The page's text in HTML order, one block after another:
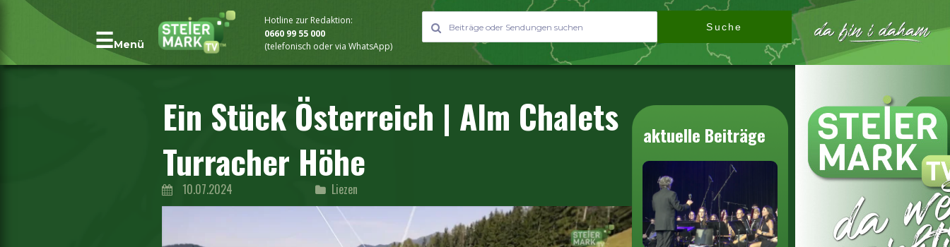
Menü
Hotline zur Redaktion:
0660 99 55 000
(telefonisch oder via WhatsApp)
Suche
Ein Stück Österreich | Alm Chalets
Turracher Höhe
10.07.2024 Liezen
aktuelle Beiträge